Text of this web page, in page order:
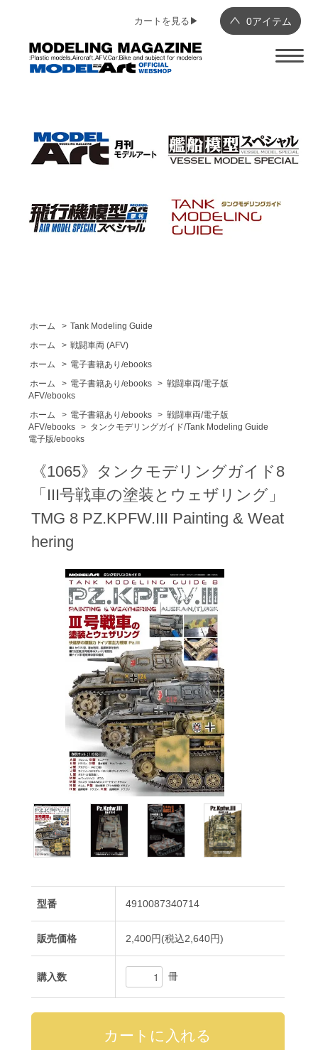
0アイテム
カートを見る▶︎
ホーム > Tank Modeling Guide
ホーム
> 戦闘車両 (AFV)
ホーム
> 電子書籍あり/ebooks
ホーム
> 電子書籍あり/ebooks > 戦闘車両/電子版
AFV/ebooks
ホーム
> 電子書籍あり/ebooks > 戦闘車両/電子版
AFV/ebooks > タンクモデリングガイド/Tank Modeling Guide
電子版/ebooks
《1065》タンクモデリングガイド8
「III号戦車の塗装とウェザリング」
TMG 8 PZ.KPFW.III Painting & Weat
hering
型番 4910087340714
販売価格 2,400円(税込2,640円)
購入数 冊